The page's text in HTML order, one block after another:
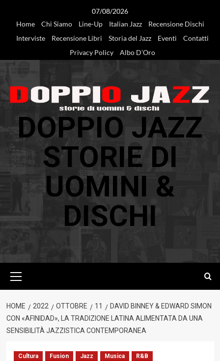
07/08/2026
Home
Chi Siamo Line-Up Italian Jazz
Recensione Dischi
Interviste
Recensione Libri Storia del Jazz Eventi
Contatti
Privacy Policy
Albo D’Oro
DOPPIO JAZZ
STORIE DI
UOMINI &
DISCHI
principale
HOME 2022 OTTOBRE 11
DAVID BINNEY & EDWARD SIMON
CON «AFINIDAD», LA TRADIZIONE LATINA ALIMENTATA DA UNA
SENSIBILITÀ JAZZISTICA CONTEMPORANEA
Cultura Fusion Jazz Musica
R&B